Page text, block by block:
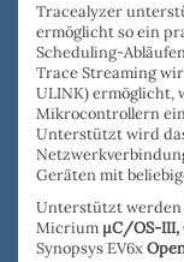
Tracealyzer
ermöglicht so ein
Scheduling-
Trace Streaming
ULINK) ermöglicht,
Mikrocontrollern
Unterstützt wird
Geräten mit
Unterstützt werden
Micrium µC/OS-III,
Synopsys EV6x